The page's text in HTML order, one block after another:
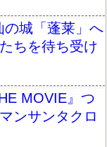
の城「蓬莱」へ
ちを待ち受け
MOVIE』つ
ンサンタクロ